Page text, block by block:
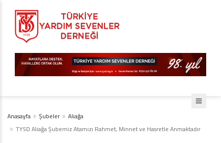
Anasayfa Şubeler
Aliağa
TYSD Aliağa Şubemiz Atamızı Rahmet, Minnet ve Hasretle Anmaktadır